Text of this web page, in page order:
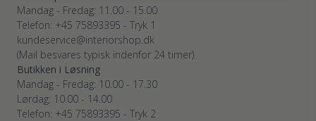
Mandag - Fredag: 11.00 - 15.00
Telefon: +45 75893395 - Tryk 1
kundeservice@interiorshop.dk
(Mail besvares typisk indenfor 24 timer)
Butikken i Løsning
Mandag - Fredag: 10.00 - 17.30
Lørdag: 10.00 - 14.00
Telefon: +45 75893395 - Tryk 2